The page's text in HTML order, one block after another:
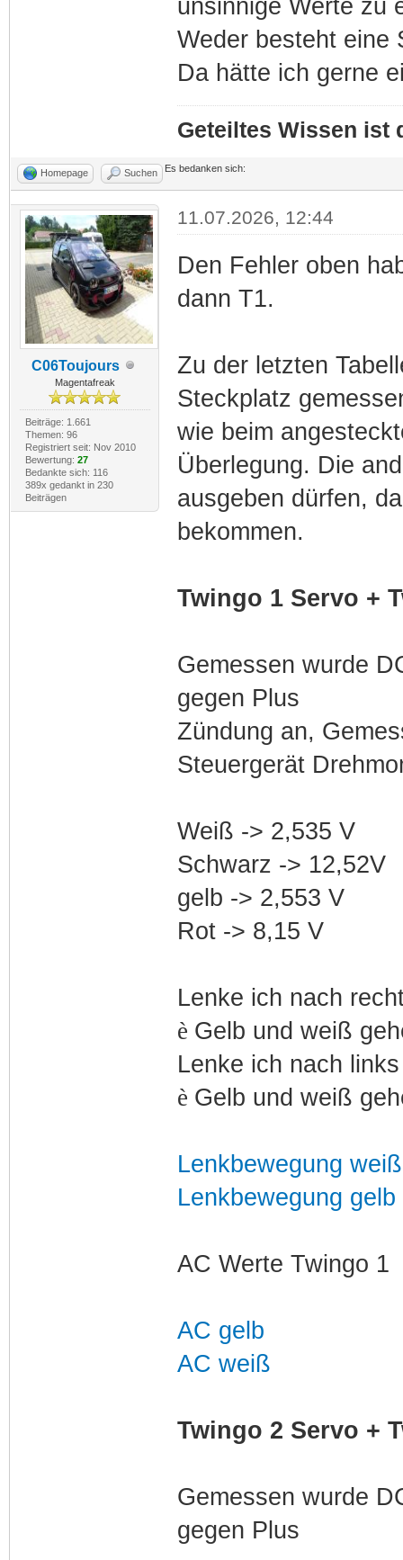
unsinnige Werte zu
Weder besteht eine
Da hätte ich gerne
Geteiltes Wissen ist
Homepage Suchen Es bedanken sich:
C06Toujours
Magentafreak
Beiträge: 1.661
Themen: 96
Registriert seit: Nov 2010
Bewertung: 27
Bedankte sich: 116
389x gedankt in 230
Beiträgen
11.07.2026, 12:44
Den Fehler oben
dann T1.
Zu der letzten
Steckplatz
wie beim
Überlegung. Die
ausgeben dürfen,
bekommen.
Twingo 1 Servo +
Gemessen wurde
gegen Plus
Zündung an,
Steuergerät
Weiß -> 2,535 V
Schwarz -> 12,52V
gelb -> 2,553 V
Rot -> 8,15 V
Lenke ich nach
è Gelb und weiß
Lenke ich nach links
è Gelb und weiß
Lenkbewegung weiß
Lenkbewegung gelb
AC Werte Twingo 1
AC gelb
AC weiß
Twingo 2 Servo +
Gemessen wurde
gegen Plus